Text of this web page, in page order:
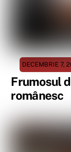
DECEMBRIE 7,
Frumosul
românesc